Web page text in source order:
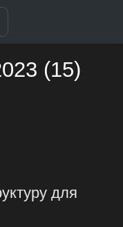
(15)
для